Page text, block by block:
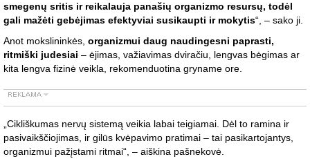
smegenų sritis ir reikalauja panašių organizmo resursų, todėl
gali mažėti gebėjimas efektyviai susikaupti ir mokytis“, – sako ji.
Anot mokslininkės, organizmui daug naudingesni paprasti,
ritmiški judesiai – ėjimas, važiavimas dviračiu, lengvas bėgimas ar
kita lengva fizinė veikla, rekomenduotina gryname ore.
„Cikliškumas nervų sistemą veikia labai teigiamai. Dėl to ramina ir
pasivaikščiojimas, ir gilūs kvėpavimo pratimai – tai pasikartojantys,
organizmui pažįstami ritmai“, – aiškina pašnekovė.